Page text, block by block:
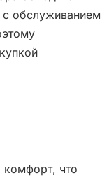
обслуживанием
комфорт, что